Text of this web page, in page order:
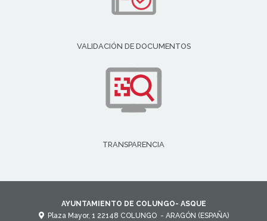
VALIDACIÓN DE DOCUMENTOS
TRANSPARENCIA
AYUNTAMIENTO DE COLUNGO- ASQUE
Plaza Mayor, 1 22148 COLUNGO - ARAGÓN (ESPAÑA)